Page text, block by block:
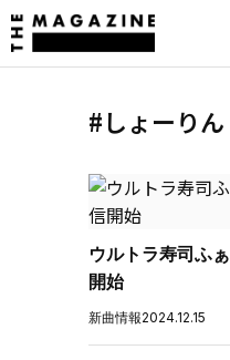
#しょーりん
ウルトラ寿司ふ
開始
新曲情報2024.12.15